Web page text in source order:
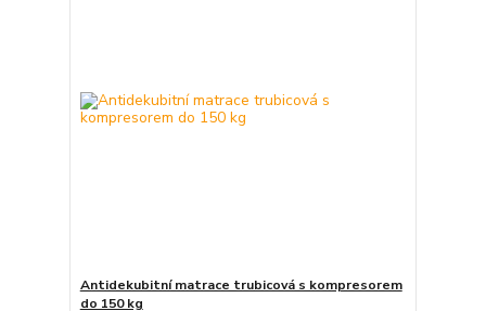
Antidekubitní matrace trubicová s kompresorem
do 150 kg